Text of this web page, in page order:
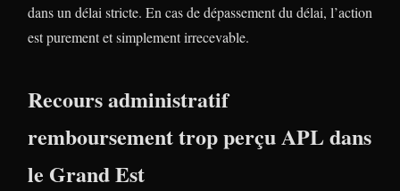
dans un délai stricte. En cas de dépassement du délai, l’action
est purement et simplement irrecevable.
Recours administratif
remboursement trop perçu APL dans
le Grand Est